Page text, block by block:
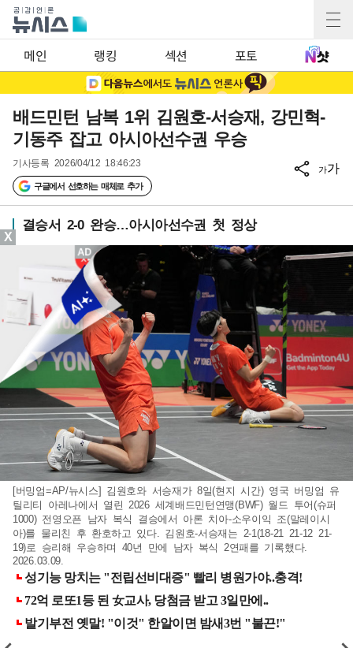
메인 랭킹 섹션 포토
배드민턴 남복 1위 김원호-서승재, 강민혁-
기동주 잡고 아시아선수권 우승
기사등록 2026/04/12 18:46:23
구글에서 선호하는 매체로 추가
가가
결승서 2-0 완승…아시아선수권 첫 정상
[버밍엄=AP/뉴시스] 김원호와 서승재가 8일(현지 시간) 영국 버밍엄 유
틸리티 아레나에서 열린 2026 세계배드민턴연맹(BWF) 월드 투어(슈퍼
1000) 전영오픈 남자 복식 결승에서 아론 치아-소우이익 조(말레이시
아)를 물리친 후 환호하고 있다. 김원호-서승재는 2-1(18-21 21-12 21-
19)로 승리해 우승하며 40년 만에 남자 복식 2연패를 기록했다.
2026.03.09.
X